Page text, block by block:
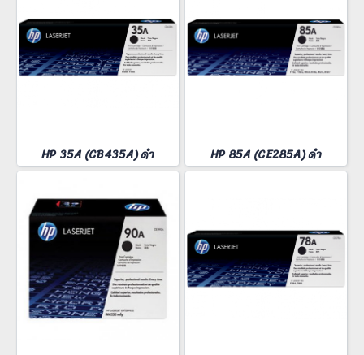
HP 35A (CB435A) ดำ HP 85A (CE285A) ดำ